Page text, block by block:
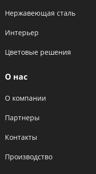
Нержавеющая сталь
Интерьер
Цветовые решения
О нас
О компании
Партнеры
Контакты
Производство